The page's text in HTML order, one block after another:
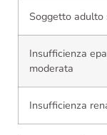
Soggetto adulto
Insufficienza
moderata
Insufficienza